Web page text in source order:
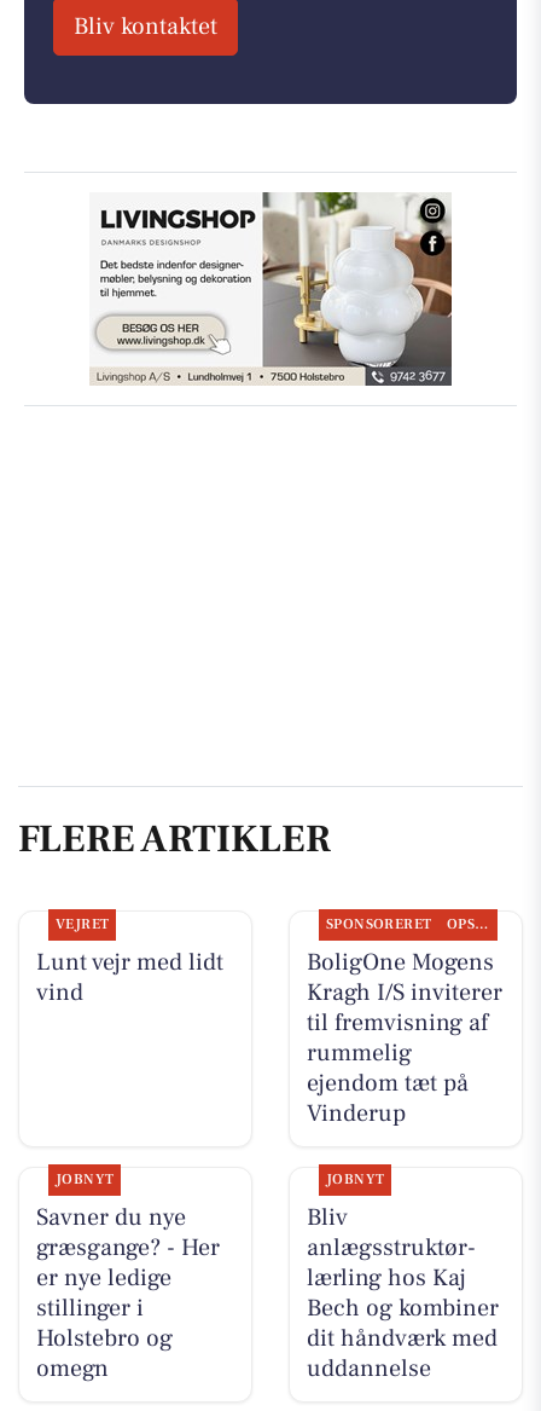
Bliv kontaktet
FLERE ARTIKLER
VEJRET
Lunt vejr med lidt
vind
SPONSORERET OPSLAGSTAVLEN
BoligOne Mogens
Kragh I/S inviterer
til fremvisning af
rummelig
ejendom tæt på
Vinderup
JOBNYT
Savner du nye
græsgange? - Her
er nye ledige
stillinger i
Holstebro og
omegn
JOBNYT
Bliv
anlægsstruktør-
lærling hos Kaj
Bech og kombiner
dit håndværk med
uddannelse